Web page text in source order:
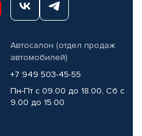
Автосалон (отдел продаж
автомобилей)
+7 949 503-45-55
Пн-Пт с 09.00 до 18.00, Сб с
9.00 до 15.00